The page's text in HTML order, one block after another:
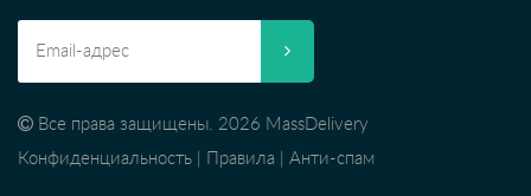
Все права защищены. 2026 MassDelivery
Конфиденциальность
Правила Анти-спам